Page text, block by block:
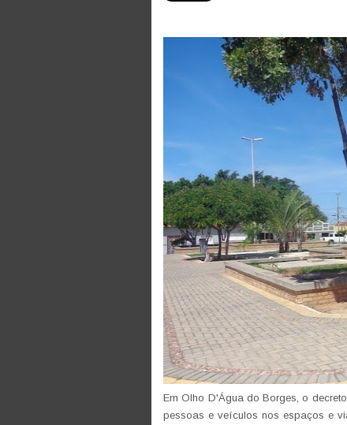
Em Olho D'Água do Borges, o
pessoas e veículos nos espaços e